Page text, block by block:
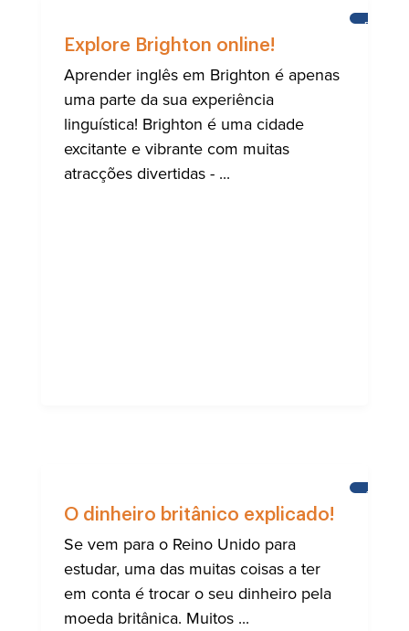
Explore Brighton online!
Aprender inglês em Brighton é apenas
uma parte da sua experiência
linguística! Brighton é uma cidade
excitante e vibrante com muitas
atracções divertidas - ...
AJUDA
O dinheiro britânico explicado!
Se vem para o Reino Unido para
estudar, uma das muitas coisas a ter
em conta é trocar o seu dinheiro pela
moeda britânica. Muitos ...